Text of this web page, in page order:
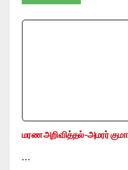
மரண அறிவித்தல்-அமரர்
…